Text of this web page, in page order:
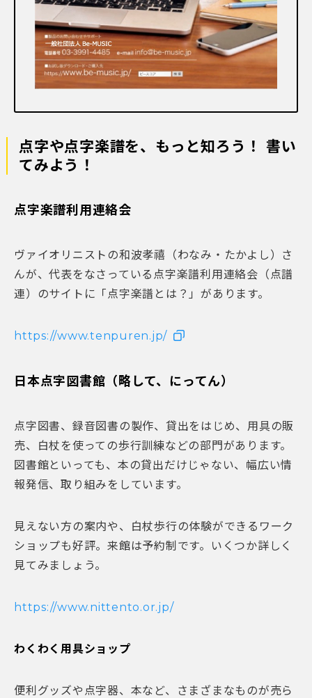
点字や点字楽譜を、もっと知ろう！ 書い
てみよう！
点字楽譜利用連絡会
ヴァイオリニストの和波孝禧（わなみ・たかよし）さ
んが、代表をなさっている点字楽譜利用連絡会（点譜
連）のサイトに「点字楽譜とは？」があります。
https://www.tenpuren.jp/
日本点字図書館（略して、にってん）
点字図書、録音図書の製作、貸出をはじめ、用具の販
売、白杖を使っての歩行訓練などの部門があります。
図書館といっても、本の貸出だけじゃない、幅広い情
報発信、取り組みをしています。
見えない方の案内や、白杖歩行の体験ができるワーク
ショップも好評。来館は予約制です。いくつか詳しく
見てみましょう。
https://www.nittento.or.jp/
わくわく用具ショップ
便利グッズや点字器、本など、さまざまなものが売ら